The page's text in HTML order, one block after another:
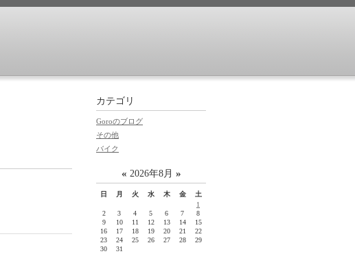
カテゴリ
Goroのブログ
その他
バイク
« 2026年8月 »
日 月 火 水 木 金
土
1
2
3 4 5 6 7
8
9
10 11 12 13 14
15
16
17 18 19 20 21
22
23
24 25 26 27 28
29
30
31